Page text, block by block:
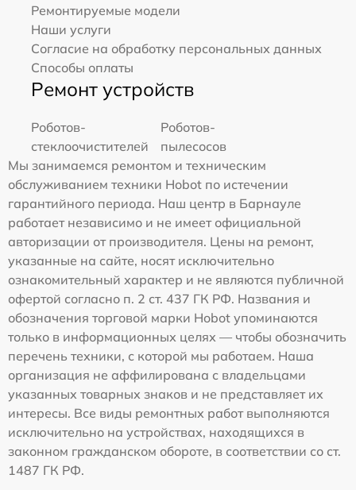
Ремонтируемые модели
Наши услуги
Согласие на обработку персональных данных
Способы оплаты
Ремонт устройств
Роботов-
стеклоочистителей
Роботов-
пылесосов
Мы занимаемся ремонтом и техническим
обслуживанием техники Hobot по истечении
гарантийного периода. Наш центр в Барнауле
работает независимо и не имеет официальной
авторизации от производителя. Цены на ремонт,
указанные на сайте, носят исключительно
ознакомительный характер и не являются публичной
офертой согласно п. 2 ст. 437 ГК РФ. Названия и
обозначения торговой марки Hobot упоминаются
только в информационных целях — чтобы обозначить
перечень техники, с которой мы работаем. Наша
организация не аффилирована с владельцами
указанных товарных знаков и не представляет их
интересы. Все виды ремонтных работ выполняются
исключительно на устройствах, находящихся в
законном гражданском обороте, в соответствии со ст.
1487 ГК РФ.